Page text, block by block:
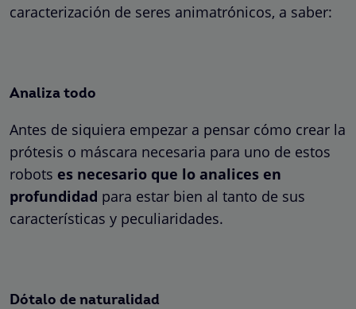
caracterización de seres animatrónicos, a saber:
Analiza todo
Antes de siquiera empezar a pensar cómo crear la
prótesis o máscara necesaria para uno de estos
robots es necesario que lo analices en
profundidad para estar bien al tanto de sus
características y peculiaridades.
Dótalo de naturalidad